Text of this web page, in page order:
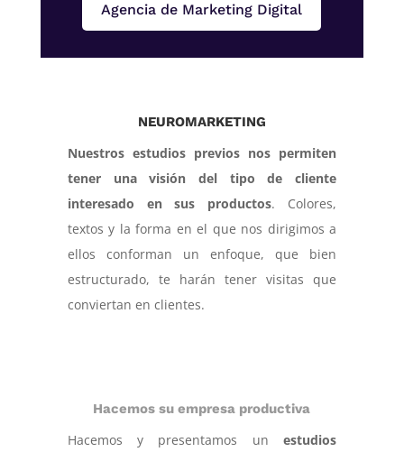
Agencia de Marketing Digital
NEUROMARKETING
Nuestros estudios previos nos permiten
tener una visión del tipo de cliente
interesado en sus productos. Colores,
textos y la forma en el que nos dirigimos a
ellos conforman un enfoque, que bien
estructurado, te harán tener visitas que
conviertan en clientes.
Hacemos su empresa productiva
Hacemos y presentamos unestudios